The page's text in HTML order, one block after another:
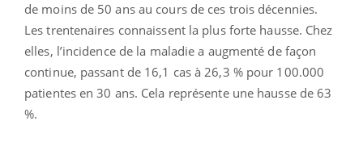
de moins de 50 ans au cours de ces trois décennies.
Les trentenaires connaissent la plus forte hausse. Chez
elles, l’incidence de la maladie a augmenté de façon
continue, passant de 16,1 cas à 26,3 % pour 100.000
patientes en 30 ans. Cela représente une hausse de 63
%.